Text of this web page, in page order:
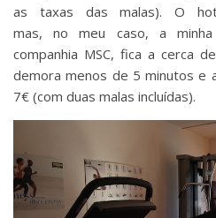
as taxas das malas). O
mas, no meu caso, a
companhia MSC, fica a cerca
demora menos de 5 minutos e
7€ (com duas malas incluídas).